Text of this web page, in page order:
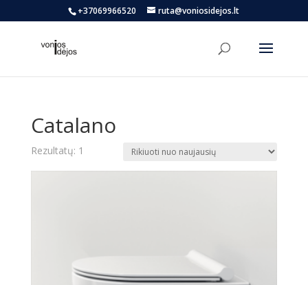
+37069966520 ruta@voniosidejos.lt
Catalano
Rezultatų: 1